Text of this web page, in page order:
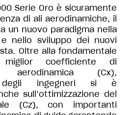
Serie Oro è sicuramente
di ali aerodinamiche, il
un nuovo paradigma nella
nello sviluppo dei nuovi
Oltre alla fondamentale
coefficiente di
aerodinamica (Cx),
degli ingegneri si è
sull’ottimizzazione del
(Cz), con importanti